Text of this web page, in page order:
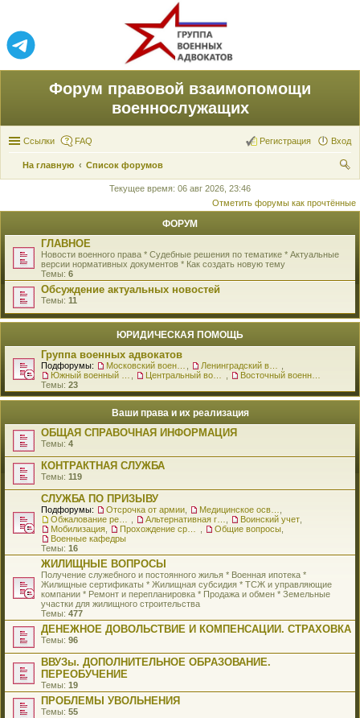
Форум правовой взаимопомощи
военнослужащих
Ссылки FAQ Вход
Регистрация
На главную
Список форумов
ск
Текущее время: 06 авг 2026, 23:46
Отметить форумы как прочтённые
ФОРУМ
ГЛАВНОЕ
Новости военного права * Судебные решения по тематике * Актуальные
версии нормативных документов * Как создать новую тему
Темы: 6
Обсуждение актуальных новостей
Темы: 11
ЮРИДИЧЕСКАЯ ПОМОЩЬ
Группа военных адвокатов
Подфорумы:
Темы: 23
Ваши права и их реализация
ОБЩАЯ СПРАВОЧНАЯ ИНФОРМАЦИЯ
Темы: 4
КОНТРАКТНАЯ СЛУЖБА
Темы: 119
СЛУЖБА ПО ПРИЗЫВУ
Подфорумы: Отсрочка от армии
Воинский учет
Мобилизация
Общие вопросы
Военные кафедры
Темы: 16
ЖИЛИЩНЫЕ ВОПРОСЫ
Получение служебного и постоянного жилья * Военная ипотека *
Жилищные сертификаты * Жилищная субсидия * ТСЖ и управляющие
компании * Ремонт и перепланировка * Продажа и обмен * Земельные
участки для жилищного строительства
Темы: 477
ДЕНЕЖНОЕ ДОВОЛЬСТВИЕ И КОМПЕНСАЦИИ. СТРАХОВКА
Темы: 96
ВВУЗы. ДОПОЛНИТЕЛЬНОЕ ОБРАЗОВАНИЕ.
ПЕРЕОБУЧЕНИЕ
Темы: 19
ПРОБЛЕМЫ УВОЛЬНЕНИЯ
Темы: 55